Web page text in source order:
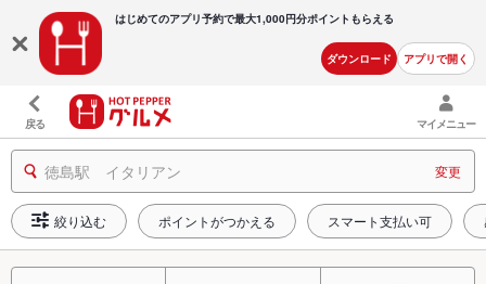
はじめてのアプリ予約で最大1,000円分ポイントもらえる
ダウンロード アプリで開く
戻る マイメニュー
徳島駅 イタリアン 変更
絞り込む ポイントがつかえる スマート支払い可